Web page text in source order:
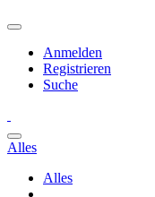
Anmelden
Registrieren
Suche
Alles
Alles